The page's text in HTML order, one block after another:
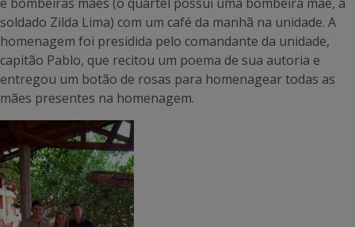
e bombeiras mães (o quartel possui uma bombeira mãe, a
soldado Zilda Lima) com um café da manhã na unidade. A
homenagem foi presidida pelo comandante da unidade,
capitão Pablo, que recitou um poema de sua autoria e
entregou um botão de rosas para homenagear todas as
mães presentes na homenagem.